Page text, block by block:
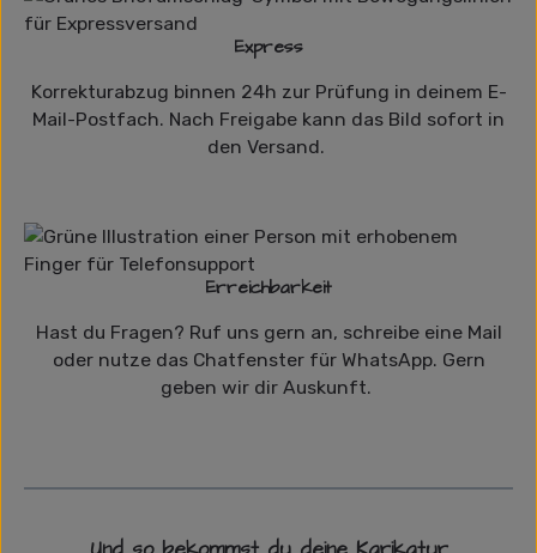
Express
Korrekturabzug binnen 24h zur Prüfung in deinem E-
Mail-Postfach. Nach Freigabe kann das Bild sofort in
den Versand.
Erreichbarkeit
Hast du Fragen? Ruf uns gern an, schreibe eine Mail
oder nutze das Chatfenster für WhatsApp. Gern
geben wir dir Auskunft.